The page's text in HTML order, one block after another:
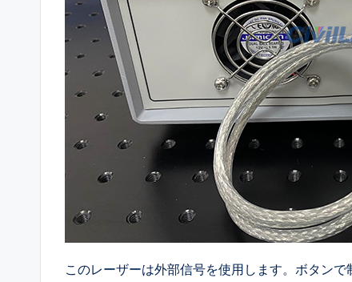
このレーザーは外部信号を使用します。ボタン